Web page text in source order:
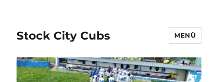
Stock City Cubs MENÜ